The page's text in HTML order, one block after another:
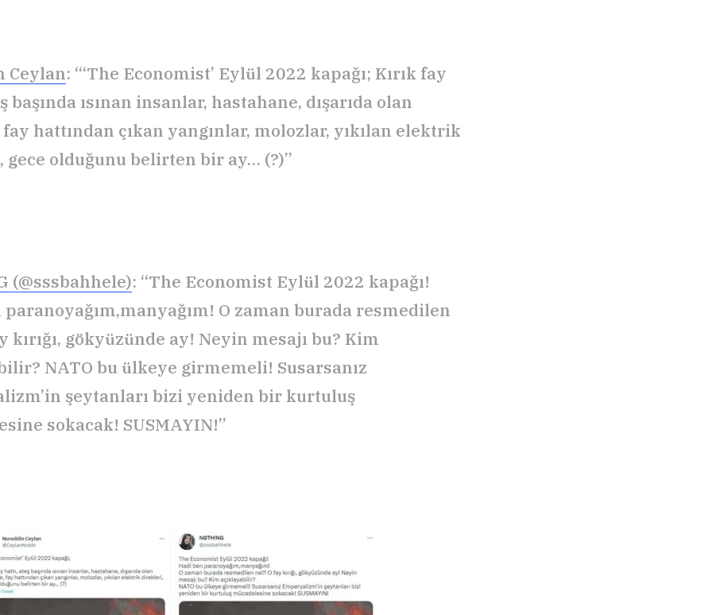
Ceylan: “‘The Economist’ Eylül 2022 kapağı; Kırık fay
başında ısınan insanlar, hastahane, dışarıda olan
hattından çıkan yangınlar, molozlar, yıkılan elektrik
olduğunu belirten bir ay… (?)”
(@sssbahhele): “The Economist Eylül 2022 kapağı!
O zaman burada resmedilen
kırığı, gökyüzünde ay! Neyin mesajı bu? Kim
NATO bu ülkeye girmemeli! Susarsanız
şeytanları bizi yeniden bir kurtuluş
sokacak! SUSMAYIN!”